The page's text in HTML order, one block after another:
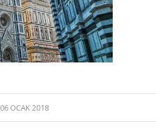
06 OCAK 2018